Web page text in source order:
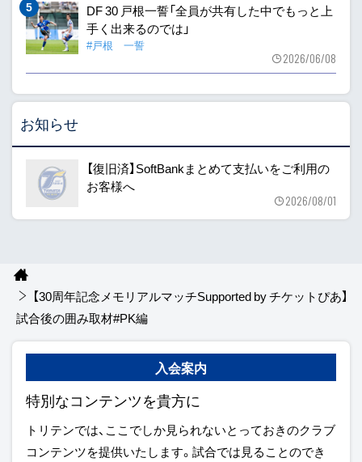
DF 30 戸根一誓「全員が共有した中でもっと上
手く出来るのでは」
#戸根 一誓
2026/06/08
お知らせ
【復旧済】SoftBankまとめて支払いをご利用の
お客様へ
2026/08/01
【30周年記念メモリアルマッチSupported by チケットぴあ】
試合後の囲み取材#PK編
入会案内
特別なコンテンツを貴方に
トリテンでは、ここでしか見られないとっておきのクラブ
コンテンツを提供いたします。試合では見ることのでき